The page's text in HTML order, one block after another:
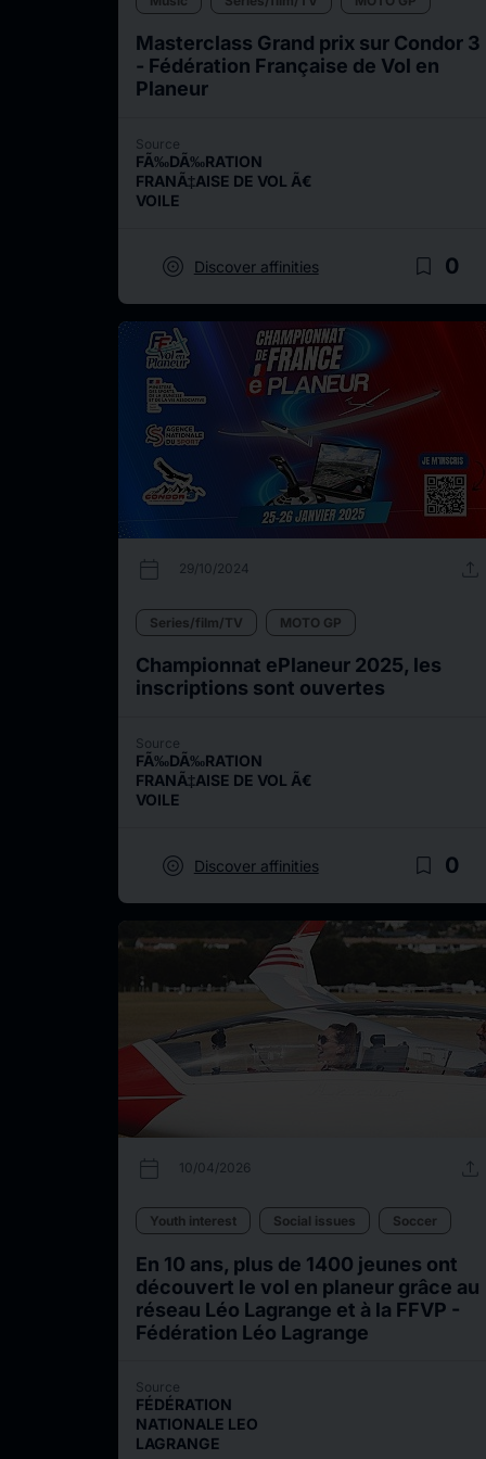
Masterclass Grand prix sur Condor 3
- Fédération Française de Vol en
Planeur
Source
FÃ‰DÃ‰RATION
FRANÃ‡AISE DE VOL Ã€
VOILE
target Discover affinities bookmark_border 0
calendar_today 29/10/2024 upload
Series/film/TV MOTO GP
Championnat ePlaneur 2025, les
inscriptions sont ouvertes
Source
FÃ‰DÃ‰RATION
FRANÃ‡AISE DE VOL Ã€
VOILE
target Discover affinities bookmark_border 0
calendar_today 10/04/2026 upload
Youth interest Social issues Soccer
En 10 ans, plus de 1400 jeunes ont
découvert le vol en planeur grâce au
réseau Léo Lagrange et à la FFVP -
Fédération Léo Lagrange
Source
FÉDÉRATION
NATIONALE LEO
LAGRANGE